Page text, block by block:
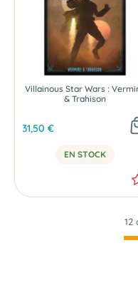
Villainous Star Wars :
& Trahison
31,50 €
EN STOCK
12